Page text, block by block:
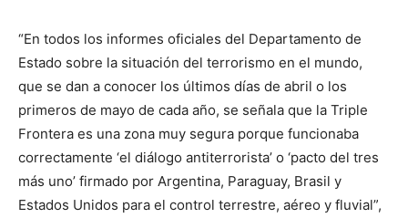
“En todos los informes oficiales del Departamento de
Estado sobre la situación del terrorismo en el mundo,
que se dan a conocer los últimos días de abril o los
primeros de mayo de cada año, se señala que la Triple
Frontera es una zona muy segura porque funcionaba
correctamente ‘el diálogo antiterrorista’ o ‘pacto del tres
más uno’ firmado por Argentina, Paraguay, Brasil y
Estados Unidos para el control terrestre, aéreo y fluvial”,